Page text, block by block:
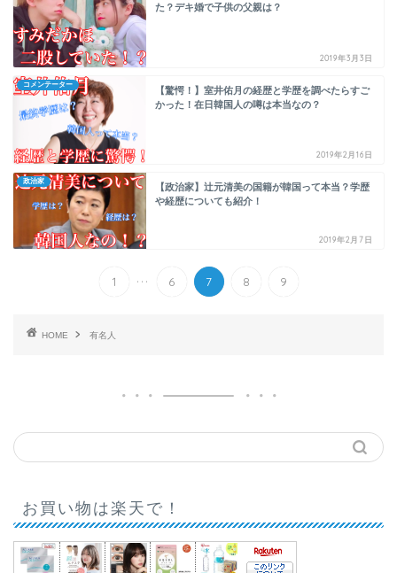
た？デキ婚で子供の父親は？
2019年3月3日
コメンテーター
【驚愕！】室井佑月の経歴と学歴を調べたらすご
かった！在日韓国人の噂は本当なの？
2019年2月16日
政治家
【政治家】辻元清美の国籍が韓国って本当？学歴
や経歴についても紹介！
2019年2月7日
1 ... 6 7 8 9
HOME 有名人
お買い物は楽天で！